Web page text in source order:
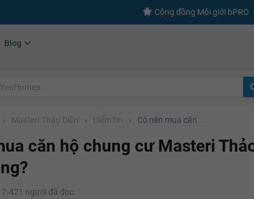
Cộng đồng Môi giới bPRO
Blog
› Masteri Thảo Điền › Điểm tin › Có nên mua căn ...
căn hộ chung cư Masteri
7.421 người đã đọc